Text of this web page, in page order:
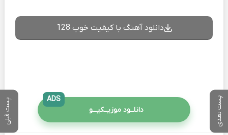
پست بعدی پست قبلی
دانلود آهنگ با کیفیت خوب 128
دانلــود موزیــکیـــو
ADS